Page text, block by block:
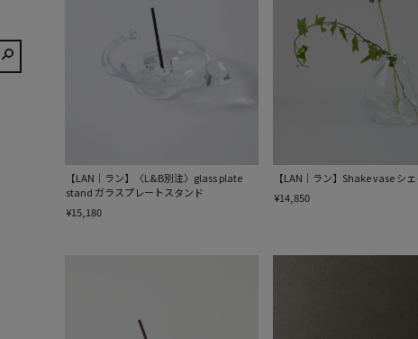
【LAN｜ラン】〈L&B別注〉glass plate
stand ガラスプレートスタンド
¥15,180
【LAN｜ラン】Shake vase シ
¥14,850